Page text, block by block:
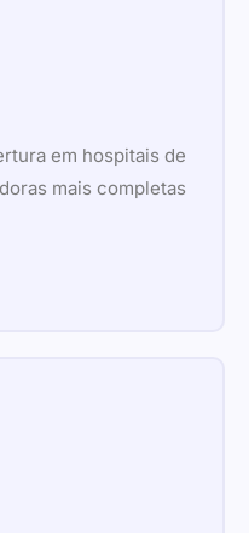
em hospitais de
mais completas